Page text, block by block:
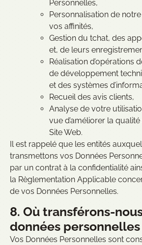
Personnelles,
Personnalisation de
vos affinités,
Gestion du tchat, des
et, de leurs
Réalisation d’opérations
de développement
et des systèmes
Recueil des avis clients,
Analyse de votre
vue d’améliorer la qualité
Site Web.
Il est rappelé que les entités
transmettons vos Données
par un contrat à la confidentialité
la Règlementation Applicable
de vos Données Personnelles.
8. Où transférons-
données personnelles
Vos Données Personnelles sont